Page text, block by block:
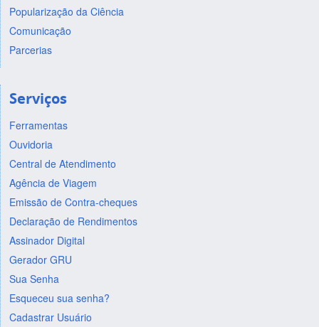
Popularização da Ciência
Comunicação
Parcerias
Serviços
Ferramentas
Ouvidoria
Central de Atendimento
Agência de Viagem
Emissão de Contra-cheques
Declaração de Rendimentos
Assinador Digital
Gerador GRU
Sua Senha
Esqueceu sua senha?
Cadastrar Usuário